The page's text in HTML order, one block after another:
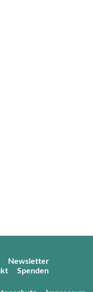
Newsletter
Spenden